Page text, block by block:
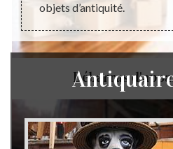
Débarras
objets d’antiquité.